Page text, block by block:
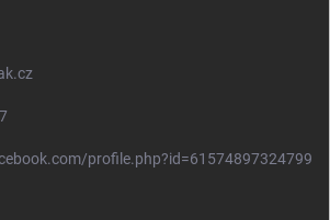
profile.php?id=61574897324799